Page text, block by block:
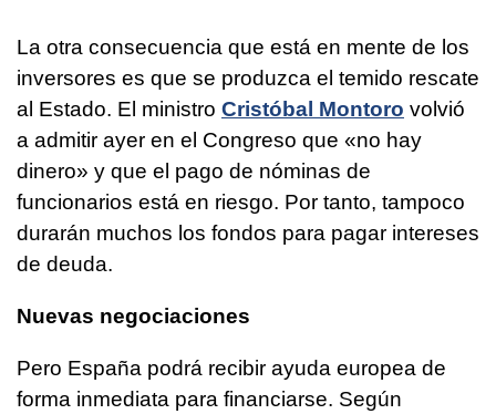
La otra consecuencia que está en mente de los
inversores es que se produzca el temido rescate
al Estado. El ministro Cristóbal Montoro volvió
a admitir ayer en el Congreso que «no hay
dinero» y que el pago de nóminas de
funcionarios está en riesgo. Por tanto, tampoco
durarán muchos los fondos para pagar intereses
de deuda.
Nuevas negociaciones
Pero España podrá recibir ayuda europea de
forma inmediata para financiarse. Según